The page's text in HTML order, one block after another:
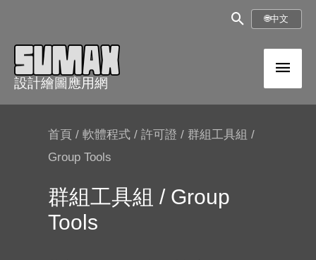
搜
🌐中文
設計繪圖應用網
主
選
首頁 / 軟體程式 / 許可證 / 群組工具組 /
Group Tools
群組工具組 / Group
Tools